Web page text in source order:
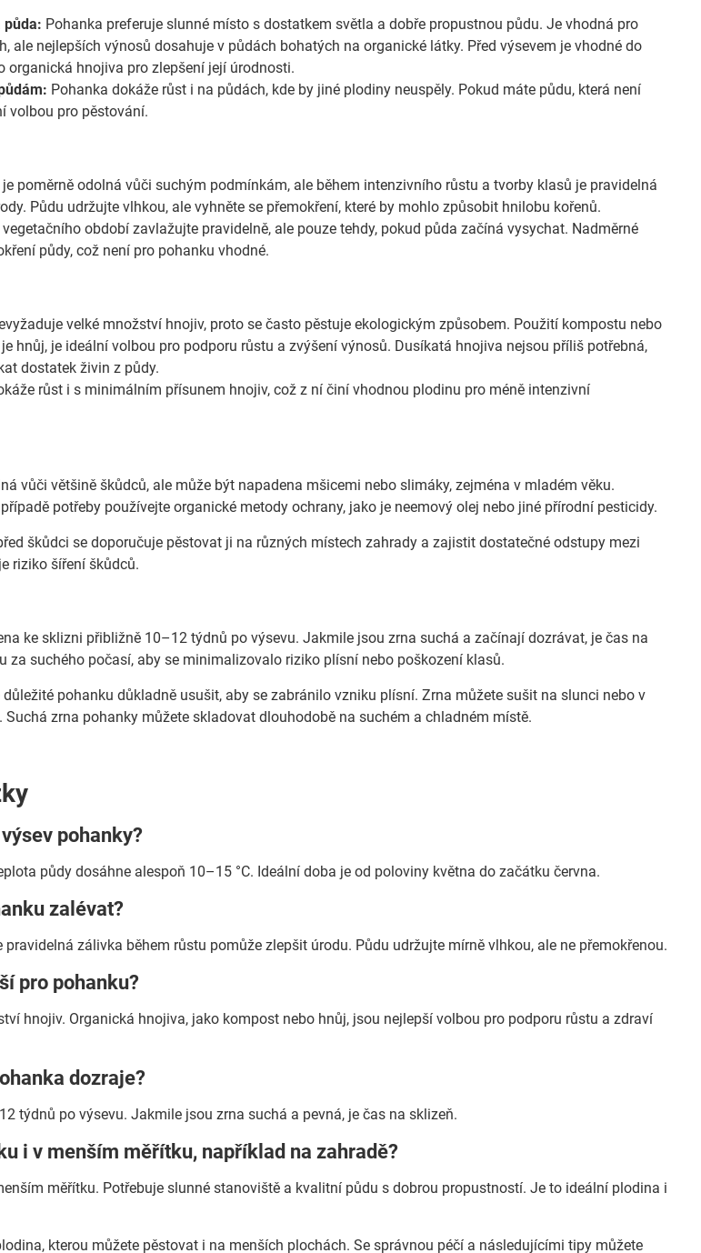
půda: Pohanka preferuje slunné místo s dostatkem světla a dobře propustnou půdu. Je vhodná pro
ale nejlepších výnosů dosahuje v půdách bohatých na organické látky. Před výsevem je vhodné do
organická hnojiva pro zlepšení její úrodnosti.
Pohanka dokáže růst i na půdách, kde by jiné plodiny neuspěly. Pokud máte půdu, která není
volbou pro pěstování.
poměrně odolná vůči suchým podmínkám, ale během intenzivního růstu a tvorby klasů je pravidelná
Půdu udržujte vlhkou, ale vyhněte se přemokření, které by mohlo způsobit hnilobu kořenů.
vegetačního období zavlažujte pravidelně, ale pouze tehdy, pokud půda začíná vysychat. Nadměrné
půdy, což není pro pohanku vhodné.
velké množství hnojiv, proto se často pěstuje ekologickým způsobem. Použití kompostu nebo
hnůj, je ideální volbou pro podporu růstu a zvýšení výnosů. Dusíkatá hnojiva nejsou příliš potřebná,
dostatek živin z půdy.
růst i s minimálním přísunem hnojiv, což z ní činí vhodnou plodinu pro méně intenzivní
vůči většině škůdců, ale může být napadena mšicemi nebo slimáky, zejména v mladém věku.
potřeby používejte organické metody ochrany, jako je neemový olej nebo jiné přírodní pesticidy.
škůdci se doporučuje pěstovat ji na různých místech zahrady a zajistit dostatečné odstupy mezi
riziko šíření škůdců.
ke sklizni přibližně 10–12 týdnů po výsevu. Jakmile jsou zrna suchá a začínají dozrávat, je čas na
za suchého počasí, aby se minimalizovalo riziko plísní nebo poškození klasů.
důležité pohanku důkladně usušit, aby se zabránilo vzniku plísní. Zrna můžete sušit na slunci nebo v
Suchá zrna pohanky můžete skladovat dlouhodobě na suchém a chladném místě.
pohanky?
půdy dosáhne alespoň 10–15 °C. Ideální doba je od poloviny května do začátku června.
zalévat?
zálivka během růstu pomůže zlepšit úrodu. Půdu udržujte mírně vlhkou, ale ne přemokřenou.
pro pohanku?
hnojiv. Organická hnojiva, jako kompost nebo hnůj, jsou nejlepší volbou pro podporu růstu a zdraví
dozraje?
týdnů po výsevu. Jakmile jsou zrna suchá a pevná, je čas na sklizeň.
i v menším měřítku, například na zahradě?
měřítku. Potřebuje slunné stanoviště a kvalitní půdu s dobrou propustností. Je to ideální plodina i
kterou můžete pěstovat i na menších plochách. Se správnou péčí a následujícími tipy můžete